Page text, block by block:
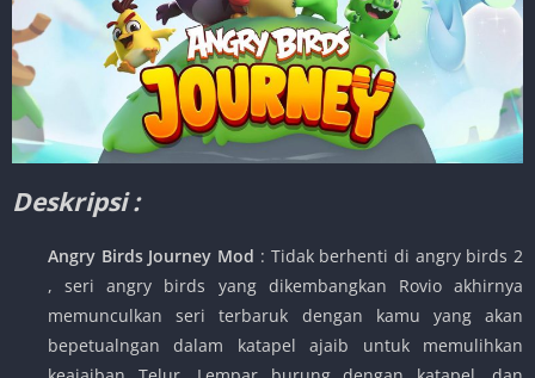
Deskripsi :
Angry Birds Journey Mod : Tidak berhenti di angry birds 2
, seri angry birds yang dikembangkan Rovio akhirnya
memunculkan seri terbaruk dengan kamu yang akan
bepetualngan dalam katapel ajaib untuk memulihkan